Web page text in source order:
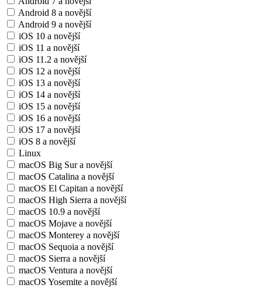
Android 8 a novější
Android 9 a novější
iOS 10 a novější
iOS 11 a novější
iOS 11.2 a novější
iOS 12 a novější
iOS 13 a novější
iOS 14 a novější
iOS 15 a novější
iOS 16 a novější
iOS 17 a novější
iOS 8 a novější
Linux
macOS Big Sur a novější
macOS Catalina a novější
macOS El Capitan a novější
macOS High Sierra a novější
macOS 10.9 a novější
macOS Mojave a novější
macOS Monterey a novější
macOS Sequoia a novější
macOS Sierra a novější
macOS Ventura a novější
macOS Yosemite a novější